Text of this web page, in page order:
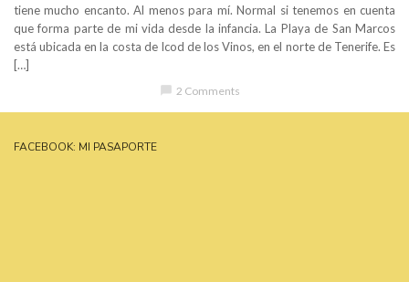
tiene mucho encanto. Al menos para mí. Normal si tenemos en cuenta
que forma parte de mi vida desde la infancia. La Playa de San Marcos
está ubicada en la costa de Icod de los Vinos, en el norte de Tenerife. Es
[…]
2 Comments
FACEBOOK: MI PASAPORTE